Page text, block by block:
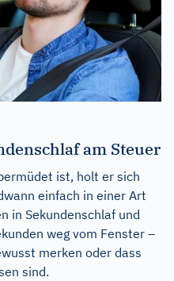
am Steuer
ist, holt er sich
einfach in einer Art
in Sekundenschlaf und
weg vom Fenster –
merken oder dass
sind.